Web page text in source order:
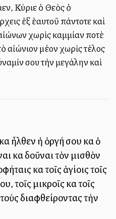
Κύριε ὁ Θεὸς ὁ
ἐξ ἑαυτοῦ πάντοτε καὶ
χωρὶς καμμίαν ποτὲ
μέλλον χωρὶς τέλος
σου τὴν μεγάλην καὶ
ἦλθεν ἡ ὀργή σου καὶ ὁ
καὶ δοῦναι τὸν μισθὸν
καὶ τοῖς ἁγίοις τοῖς
τοῖς μικροῖς καὶ τοῖς
διαφθείροντας τὴν